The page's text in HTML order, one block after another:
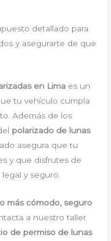
detallado para
y asegurarte de que
en Lima es un
tu vehículo cumpla
Además de los
polarizado de lunas
asegura que tu
y que disfrutes de
y seguro.
más cómodo, seguro
a nuestro taller
de permiso de lunas